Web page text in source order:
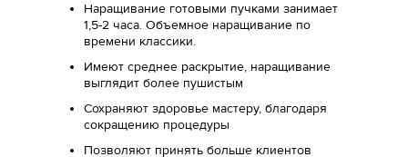
Наращивание готовыми пучками занимает
1,5-2 часа. Объемное наращивание по
времени классики.
Имеют среднее раскрытие, наращивание
выглядит более пушистым
Сохраняют здоровье мастеру, благодаря
сокращению процедуры
Позволяют принять больше клиентов